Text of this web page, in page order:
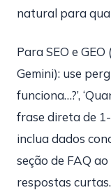
natural para
Para SEO e
Gemini): use
funciona…?’,
frase direta de
inclua dados
seção de FAQ
respostas curtas.